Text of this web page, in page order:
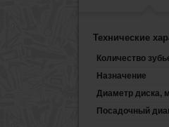
Технические
Количество
Назначение
Диаметр диска,
Посадочный